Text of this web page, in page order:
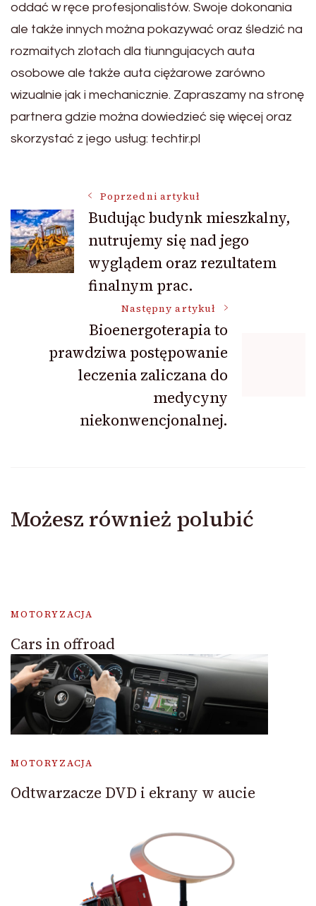
oddać w ręce profesjonalistów. Swoje dokonania
ale także innych można pokazywać oraz śledzić na
rozmaitych zlotach dla tiunngujacych auta
osobowe ale także auta ciężarowe zarówno
wizualnie jak i mechanicznie. Zapraszamy na stronę
partnera gdzie można dowiedzieć się więcej oraz
skorzystać z jego usług: techtir.pl
Nawigacja
wpisu
Poprzedni artykuł
Budując budynk mieszkalny,
nutrujemy się nad jego
wyglądem oraz rezultatem
finalnym prac.
Następny artykuł
Bioenergoterapia to
prawdziwa postępowanie
leczenia zaliczana do
medycyny
niekonwencjonalnej.
Możesz również polubić
MOTORYZACJA
Cars in offroad
MOTORYZACJA
Odtwarzacze DVD i ekrany w aucie